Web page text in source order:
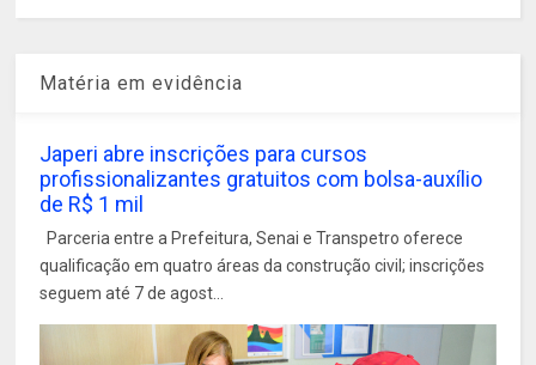
Matéria em evidência
Japeri abre inscrições para cursos
profissionalizantes gratuitos com bolsa-auxílio
de R$ 1 mil
Parceria entre a Prefeitura, Senai e Transpetro oferece
qualificação em quatro áreas da construção civil; inscrições
seguem até 7 de agost...